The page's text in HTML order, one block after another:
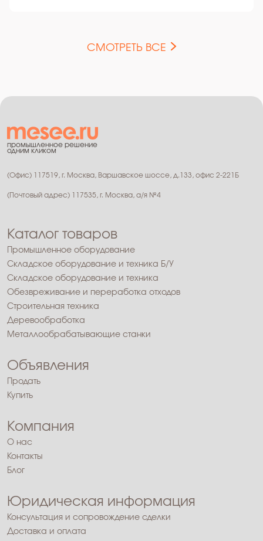
СМОТРЕТЬ ВСЕ
промышленное решение
одним кликом
(Офис) 117519, г. Москва, Варшавское шоссе, д.133, офис 2-221Б
(Почтовый адрес) 117535, г. Москва, а/я №4
Каталог товаров
Промышленное оборудование
Складское оборудование и техника Б/У
Складское оборудование и техника
Обезвреживание и переработка отходов
Строительная техника
Деревообработка
Металлообрабатывающие станки
Объявления
Продать
Купить
Компания
О нас
Контакты
Блог
Юридическая информация
Консультация и сопровождение сделки
Доставка и оплата